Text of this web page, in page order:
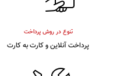
تنوع در روش پرداخت
پرداخت آنلاین و کارت به کارت